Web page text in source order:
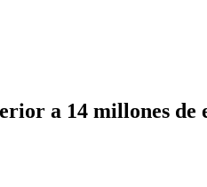
a 14 millones de